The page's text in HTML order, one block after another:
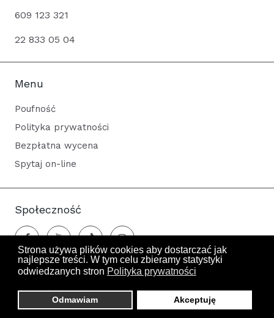
Strona używa plików cookies aby dostarczać jak
najlepsze treści. W tym celu zbieramy statystyki
odwiedzanych stron Polityka prywatności
Odmawiam Akceptuję
609 123 321
22 833 05 04
Menu
Poufność
Polityka prywatności
Bezpłatna wycena
Spytaj on-line
Społeczność
Odwiedza nas 443 gości oraz 0 użytkowników.